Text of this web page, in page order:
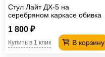
Стул Лайт ДХ-5 на
серебряном каркасе обивка
1 800 ₽
В корзину
Купить в 1 клик